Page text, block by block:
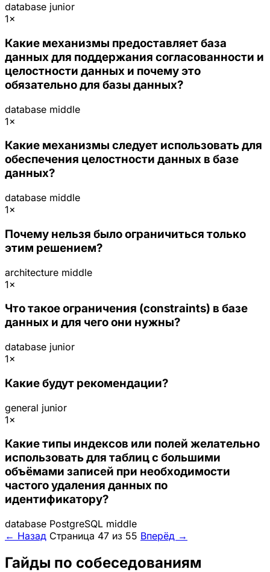
database junior
1×
Какие механизмы предоставляет база
данных для поддержания согласованности и
целостности данных и почему это
обязательно для базы данных?
database middle
1×
Какие механизмы следует использовать для
обеспечения целостности данных в базе
данных?
database middle
1×
Почему нельзя было ограничиться только
этим решением?
architecture middle
1×
Что такое ограничения (constraints) в базе
данных и для чего они нужны?
database junior
1×
Какие будут рекомендации?
general junior
1×
Какие типы индексов или полей желательно
использовать для таблиц с большими
объёмами записей при необходимости
частого удаления данных по
идентификатору?
database PostgreSQL middle
← Назад Страница 47 из 55 Вперёд →
Гайды по собеседованиям